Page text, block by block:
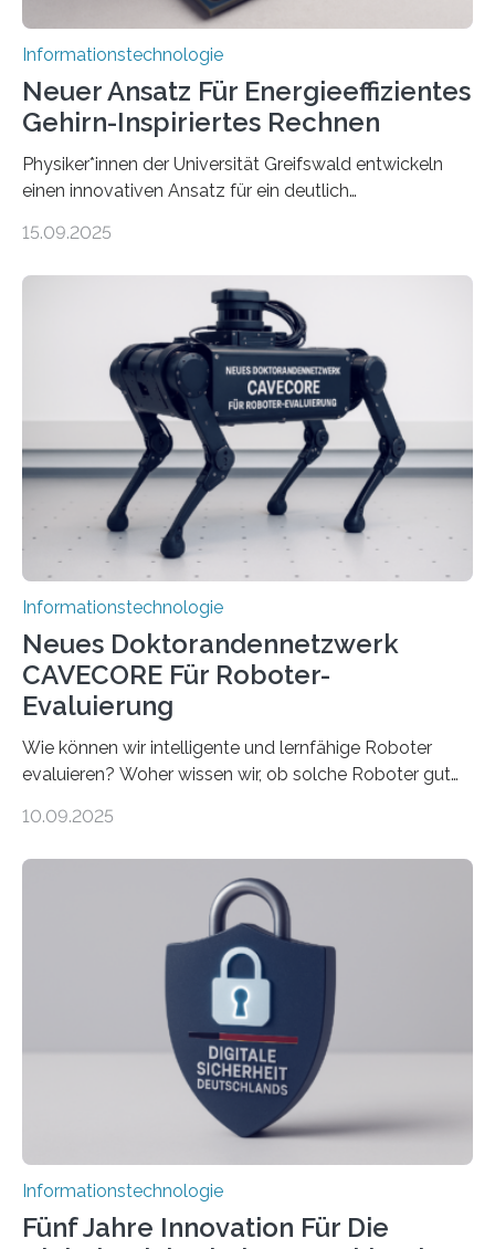
Informationstechnologie
Neuer Ansatz Für Energieeffizientes
Gehirn-Inspiriertes Rechnen
Physiker*innen der Universität Greifswald entwickeln
einen innovativen Ansatz für ein deutlich
Lösungsweg ist inspiriert vom menschlichen Gehirn. Die
stellt die heutige Computertechnik vor
Herausforderungen. Herkömmliche Silizium-
Prozessoren stoßen an ihre Grenzen: Sie verbrauchen
viel Energie, die Speicher- und Verarbeitungseinheiten
sind voneinander getrennt und die Datenübertragung
bremst komplexe Anwendungen aus. Da KI-Modelle
immer größer werden und riesige Datenmengen
verarbeiten müssen, steigt der Bedarf an neuen
Rechenarchitekturen. Neben Quantencomputern
rücken dabei insbesondere…
15.09.2025
Informationstechnologie
Neues Doktorandennetzwerk
CAVECORE Für Roboter-
Evaluierung
Wie können wir intelligente und lernfähige Roboter
evaluieren? Woher wissen wir, ob solche Roboter gut
sich CAVECORE – ein neues Marie Skłodowska-Curie
koordiniert wird. Ab dem 1. September werden sich
über einen Zeitraum von vier Jahren insgesamt 15
Promovierende im Rahmen von CAVECORE mit
kognitiven Robotern beschäftigen – also mit Robotern,
die mittels Sensoren ihre Umgebung erfassen,
Informationen verarbeiten und häufig auch mit…
10.09.2025
Informationstechnologie
Fünf Jahre Innovation Für Die